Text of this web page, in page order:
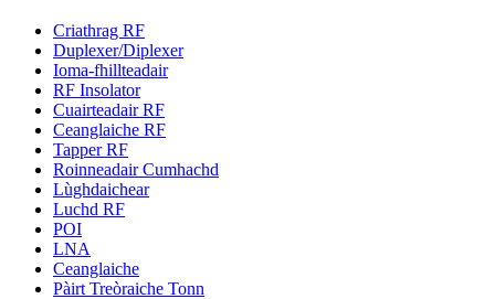
Criathrag RF
Duplexer/Diplexer
Ioma-fhillteadair
RF Insolator
Cuairteadair RF
Ceanglaiche RF
Tapper RF
Roinneadair Cumhachd
Lùghdaichear
Luchd RF
POI
LNA
Ceanglaiche
Pàirt Treòraiche Tonn